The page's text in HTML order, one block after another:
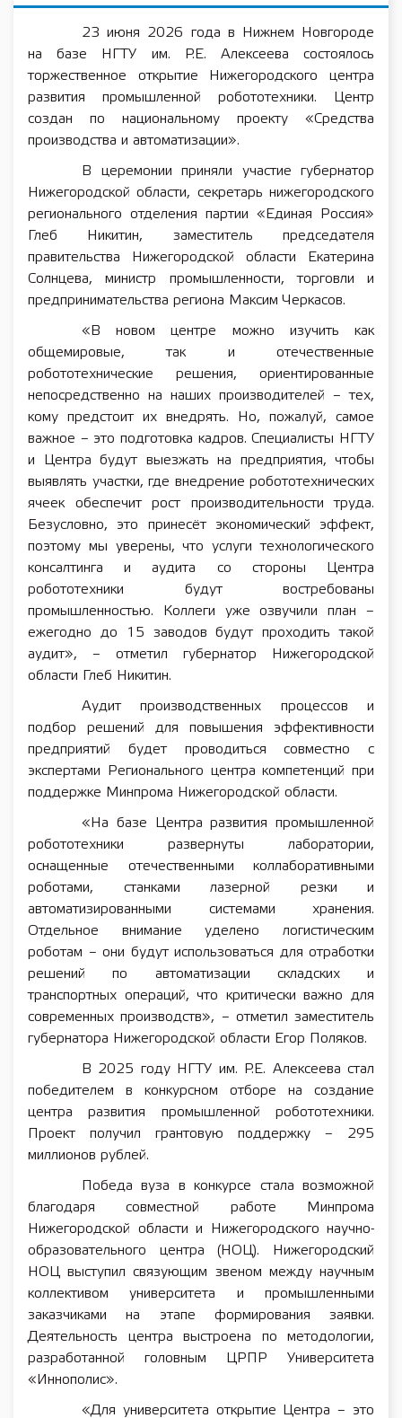
23 июня 2026 года в Нижнем Новгороде
на базе НГТУ им. Р.Е. Алексеева состоялось
торжественное открытие Нижегородского центра
развития промышленной робототехники. Центр
создан по национальному проекту «Средства
производства и автоматизации».
В церемонии приняли участие губернатор
Нижегородской области, секретарь нижегородского
регионального отделения партии «Единая Россия»
Глеб Никитин, заместитель председателя
правительства Нижегородской области Екатерина
Солнцева, министр промышленности, торговли и
предпринимательства региона Максим Черкасов.
«В новом центре можно изучить как
общемировые, так и отечественные
робототехнические решения, ориентированные
непосредственно на наших производителей – тех,
кому предстоит их внедрять. Но, пожалуй, самое
важное – это подготовка кадров. Специалисты НГТУ
и Центра будут выезжать на предприятия, чтобы
выявлять участки, где внедрение робототехнических
ячеек обеспечит рост производительности труда.
Безусловно, это принесёт экономический эффект,
поэтому мы уверены, что услуги технологического
консалтинга и аудита со стороны Центра
робототехники будут востребованы
промышленностью. Коллеги уже озвучили план –
ежегодно до 15 заводов будут проходить такой
аудит», – отметил губернатор Нижегородской
области Глеб Никитин.
Аудит производственных процессов и
подбор решений для повышения эффективности
предприятий будет проводиться совместно с
экспертами Регионального центра компетенций при
поддержке Минпрома Нижегородской области.
«На базе Центра развития промышленной
робототехники развернуты лаборатории,
оснащенные отечественными коллаборативными
роботами, станками лазерной резки и
автоматизированными системами хранения.
Отдельное внимание уделено логистическим
роботам – они будут использоваться для отработки
решений по автоматизации складских и
транспортных операций, что критически важно для
современных производств», – отметил заместитель
губернатора Нижегородской области Егор Поляков.
В 2025 году НГТУ им. Р.Е. Алексеева стал
победителем в конкурсном отборе на создание
центра развития промышленной робототехники.
Проект получил грантовую поддержку – 295
миллионов рублей.
Победа вуза в конкурсе стала возможной
благодаря совместной работе Минпрома
Нижегородской области и Нижегородского научно-
образовательного центра (НОЦ). Нижегородский
НОЦ выступил связующим звеном между научным
коллективом университета и промышленными
заказчиками на этапе формирования заявки.
Деятельность центра выстроена по методологии,
разработанной головным ЦРПР Университета
«Иннополис».
«Для университета открытие Центра – это